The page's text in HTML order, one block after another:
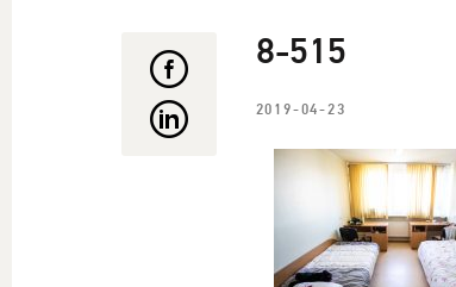
8-515
2019-04-23